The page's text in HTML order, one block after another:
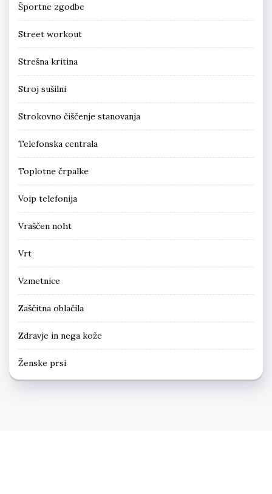
Športne zgodbe
Street workout
Strešna kritina
Stroj sušilni
Strokovno čiščenje stanovanja
Telefonska centrala
Toplotne črpalke
Voip telefonija
Vraščen noht
Vrt
Vzmetnice
Zaščitna oblačila
Zdravje in nega kože
Ženske prsi